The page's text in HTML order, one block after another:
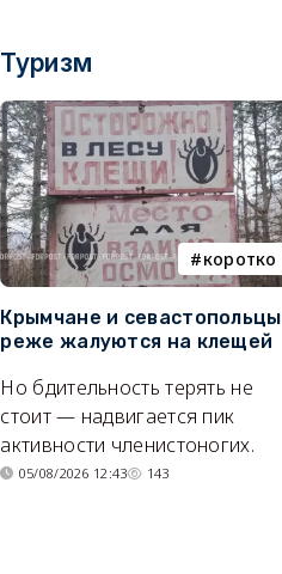
Туризм
коротко
Крымчане и севастопольцы
реже жалуются на клещей
Но бдительность терять не
стоит — надвигается пик
активности членистоногих.
05/08/2026 12:43 143